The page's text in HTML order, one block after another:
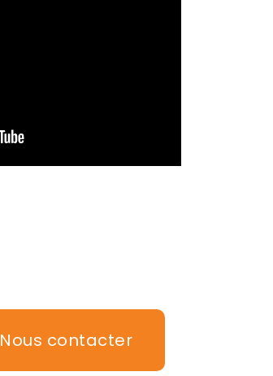
Nous contacter